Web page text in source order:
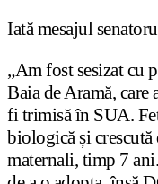
Iată mesajul
„Am fost sesizat cu
Baia de Aramă,
fi trimisă în SUA.
biologică și
maternali, timp 7